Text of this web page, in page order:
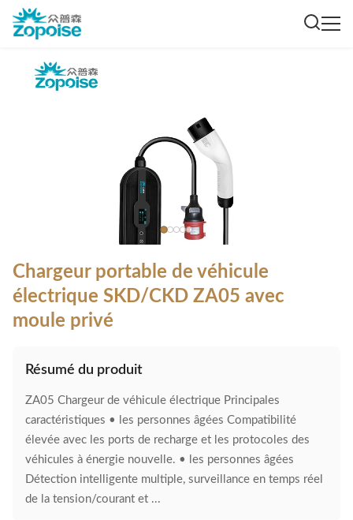
Chargeur portable de véhicule
électrique SKD/CKD ZA05 avec
moule privé
Résumé du produit
ZA05 Chargeur de véhicule électrique Principales
caractéristiques • les personnes âgées Compatibilité
élevée avec les ports de recharge et les protocoles des
véhicules à énergie nouvelle. • les personnes âgées
Détection intelligente multiple, surveillance en temps réel
de la tension/courant et ...